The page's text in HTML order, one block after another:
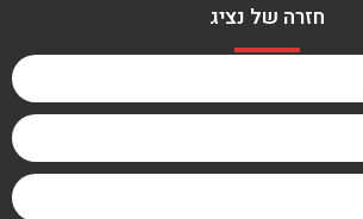
חזרה של נציג